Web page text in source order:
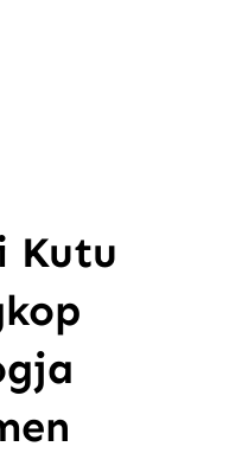
Kutu